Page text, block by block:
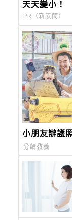
天天變小！
PR（新素簡）
小朋友辦護
分齡教養